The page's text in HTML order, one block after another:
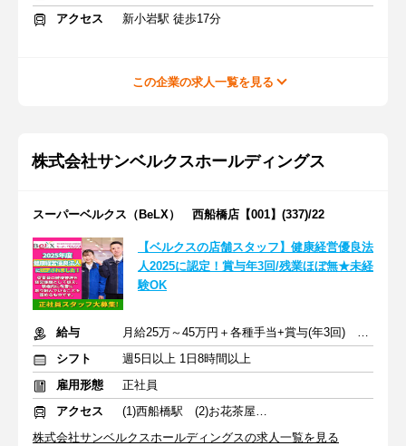
アクセス
新小岩駅 徒歩17分
この企業の求人一覧を見る
株式会社サンベルクスホールディングス
スーパーベルクス（BeLX） 西船橋店【001】(337)/22
【ベルクスの店舗スタッフ】健康経営優良法
人2025に認定！賞与年3回/残業ほぼ無★未経
験OK
給与
月給25万～45万円＋各種手当+賞与(年3回) ※交通費支給
シフト
週5日以上 1日8時間以上
雇用形態
正社員
アクセス
(1)西船橋駅 (2)お花茶屋駅 (3)葛西駅
株式会社サンベルクスホールディングスの求人一覧を見る